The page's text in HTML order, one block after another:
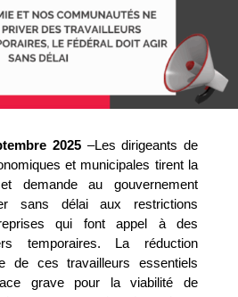
2025–Les dirigeants de
et municipales tirent la
demande au gouvernement
sans délai aux restrictions
qui font appel à des
temporaires. La réduction
de ces travailleurs essentiels
grave pour la viabilité de